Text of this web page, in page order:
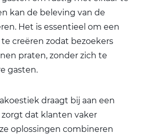
kan de beleving van de
Het is essentieel om een
creëren zodat bezoekers
praten, zonder zich te
gasten.
draagt bij aan een
dat klanten vaker
oplossingen combineren